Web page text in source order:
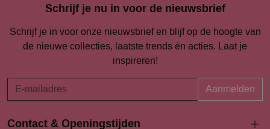
Schrijf je nu in voor de nieuwsbrief
Schrijf je in voor onze nieuwsbrief en blijf op de hoogte van
de nieuwe collecties, laatste trends én acties. Laat je
inspireren!
Aanmelden
Contact & Openingstijden